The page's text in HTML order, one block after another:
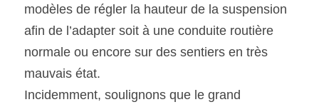
modèles de régler la hauteur de la suspension
afin de l’adapter soit à une conduite routière
normale ou encore sur des sentiers en très
mauvais état.
Incidemment, soulignons que le grand